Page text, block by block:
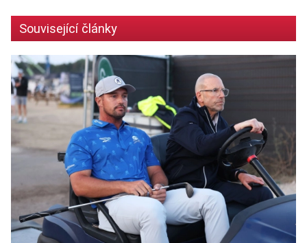
Související články